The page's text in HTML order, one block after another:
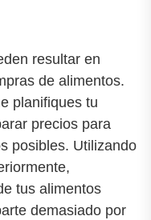
resultar en
de alimentos.
planifiques tu
precios para
posibles. Utilizando
tus alimentos
demasiado por